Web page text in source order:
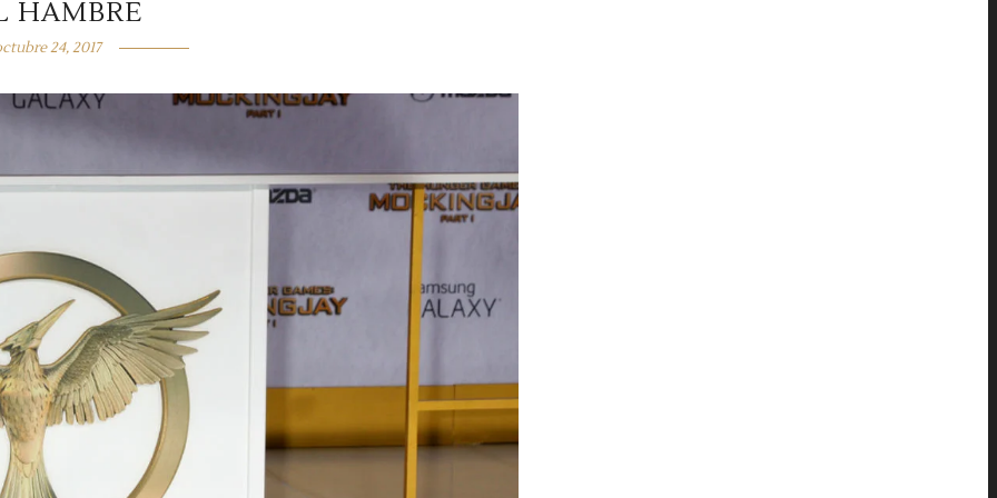
HAMBRE
24, 2017